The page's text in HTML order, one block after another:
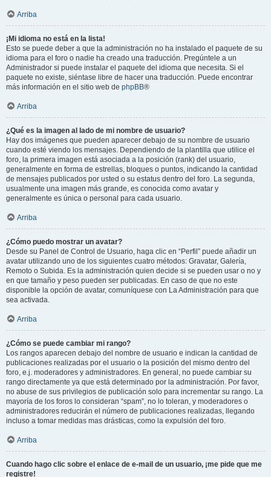
Arriba
¡Mi idioma no está en la lista!
Esto se puede deber a que la administración no ha instalado el paquete de su
idioma para el foro o nadie ha creado una traducción. Pregúntele a un
Administrador si puede instalar el paquete del idioma que necesita. Si el
paquete no existe, siéntase libre de hacer una traducción. Puede encontrar
más información en el sitio web de phpBB®
Arriba
¿Qué es la imagen al lado de mi nombre de usuario?
Hay dos imágenes que pueden aparecer debajo de su nombre de usuario
cuando esté viendo los mensajes. Dependiendo de la plantilla que utilice el
foro, la primera imagen está asociada a la posición (rank) del usuario,
generalmente en forma de estrellas, bloques o puntos, indicando la cantidad
de mensajes publicados por usted o su estatus dentro del foro. La segunda,
usualmente una imagen más grande, es conocida como avatar y
generalmente es única o personal para cada usuario.
Arriba
¿Cómo puedo mostrar un avatar?
Desde su Panel de Control de Usuario, haga clic en “Perfil” puede añadir un
avatar utilizando uno de los siguientes cuatro métodos: Gravatar, Galería,
Remoto o Subida. Es la administración quien decide si se pueden usar o no y
en que tamaño y peso pueden ser publicadas. En caso de que no este
disponible la opción de avatar, comuníquese con La Administración para que
sea activada.
Arriba
¿Cómo se puede cambiar mi rango?
Los rangos aparecen debajo del nombre de usuario e indican la cantidad de
publicaciones realizadas por el usuario o la posición del mismo dentro del
foro, e.j. moderadores y administradores. En general, no puede cambiar su
rango directamente ya que está determinado por la administración. Por favor,
no abuse de sus privilegios de publicación solo para incrementar su rango. La
mayoría de los foros lo consideran “spam”, no lo toleran, y moderadores o
administradores reducirán el número de publicaciones realizadas, llegando
incluso a tomar medidas mas drásticas, como la expulsión del foro.
Arriba
Cuando hago clic sobre el enlace de e-mail de un usuario, ¡me pide que me
registre!